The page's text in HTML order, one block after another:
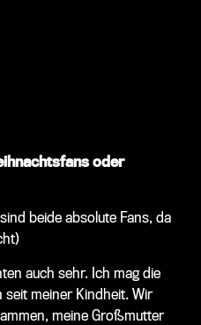
oder
beide absolute Fans, da
auch sehr. Ich mag die
meiner Kindheit. Wir
meine Großmutter